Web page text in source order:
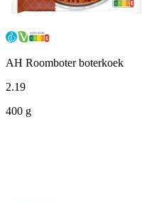
AH Roomboter boterkoek
2.19
400 g